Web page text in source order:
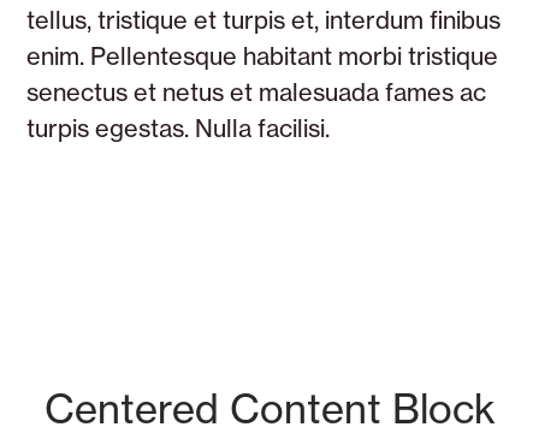
tellus, tristique et turpis et, interdum finibus
enim. Pellentesque habitant morbi tristique
senectus et netus et malesuada fames ac
turpis egestas. Nulla facilisi.
Centered Content Block